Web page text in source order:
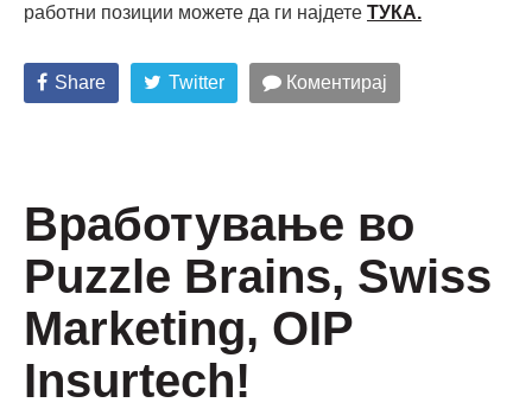
работни позиции можете да ги најдете ТУКА.
Share Twitter Коментирај
Вработување во
Puzzle Brains, Swiss
Marketing, OIP
Insurtech!